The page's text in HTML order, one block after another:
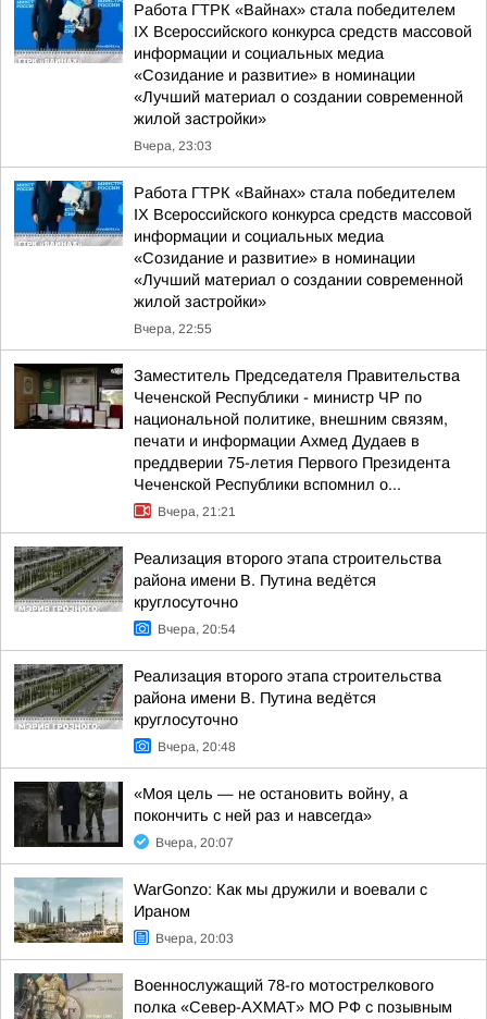
Работа ГТРК «Вайнах» стала победителем
IX Всероссийского конкурса средств массовой
информации и социальных медиа
«Созидание и развитие» в номинации
«Лучший материал о создании современной
жилой застройки»
Вчера, 23:03
Работа ГТРК «Вайнах» стала победителем
IX Всероссийского конкурса средств массовой
информации и социальных медиа
«Созидание и развитие» в номинации
«Лучший материал о создании современной
жилой застройки»
Вчера, 22:55
Заместитель Председателя Правительства
Чеченской Республики - министр ЧР по
национальной политике, внешним связям,
печати и информации Ахмед Дудаев в
преддверии 75-летия Первого Президента
Чеченской Республики вспомнил о...
Вчера, 21:21
Реализация второго этапа строительства
района имени В. Путина ведётся
круглосуточно
Вчера, 20:54
Реализация второго этапа строительства
района имени В. Путина ведётся
круглосуточно
Вчера, 20:48
«Моя цель — не остановить войну, а
покончить с ней раз и навсегда»
Вчера, 20:07
WarGonzo: Как мы дружили и воевали с
Ираном
Вчера, 20:03
Военнослужащий 78-го мотострелкового
полка «Север-АХМАТ» МО РФ с позывным